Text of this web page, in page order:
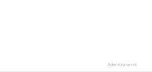
Advertisement